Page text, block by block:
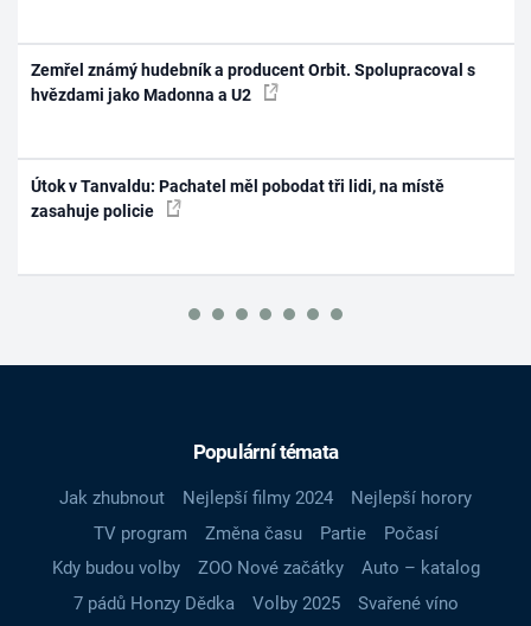
Zemřel známý hudebník a producent Orbit. Spolupracoval s
hvězdami jako Madonna a U2
Útok v Tanvaldu: Pachatel měl pobodat tři lidi, na místě
zasahuje policie
Populární témata
Jak zhubnout Nejlepší filmy 2024
Nejlepší horory
TV program
Změna času Partie
Počasí
Kdy budou volby
ZOO Nové začátky
Auto – katalog
7 pádů Honzy Dědka
Volby 2025
Svařené víno